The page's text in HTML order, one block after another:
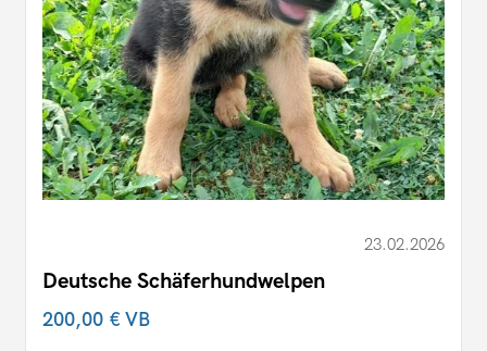
23.02.2026
Deutsche Schäferhundwelpen
200,00 €VB